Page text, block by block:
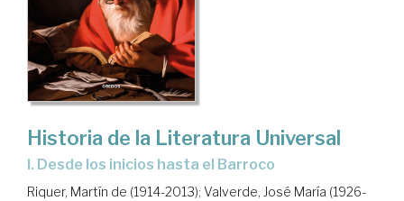
Historia de la Literatura Universal
I. Desde los inicios hasta el Barroco
Riquer, Martín de (1914-2013); Valverde, José María (1926-